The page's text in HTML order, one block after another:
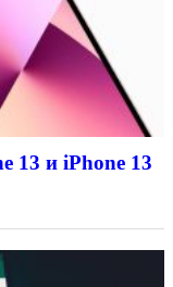
13 и iPhone 13